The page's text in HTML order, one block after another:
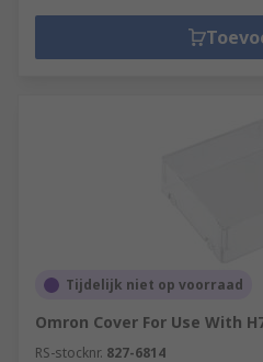
Tijdelijk niet op voorraad
Omron Cover For Use With
RS-stocknr. 827-6814